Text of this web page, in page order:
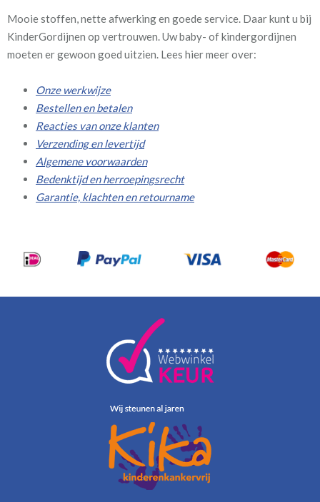
Mooie stoffen, nette afwerking en goede service. Daar kunt u bij
KinderGordijnen op vertrouwen. Uw baby- of kindergordijnen
moeten er gewoon goed uitzien. Lees hier meer over:
Onze werkwijze
Bestellen en betalen
Reacties van onze klanten
Verzending en levertijd
Algemene voorwaarden
Bedenktijd en herroepingsrecht
Garantie, klachten en retourname